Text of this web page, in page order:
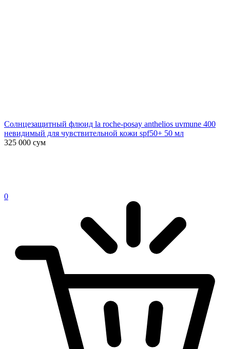
Солнцезащитный флюид la roche-posay anthelios uvmune 400
невидимый для чувствительной кожи spf50+ 50 мл
325 000 сум
0